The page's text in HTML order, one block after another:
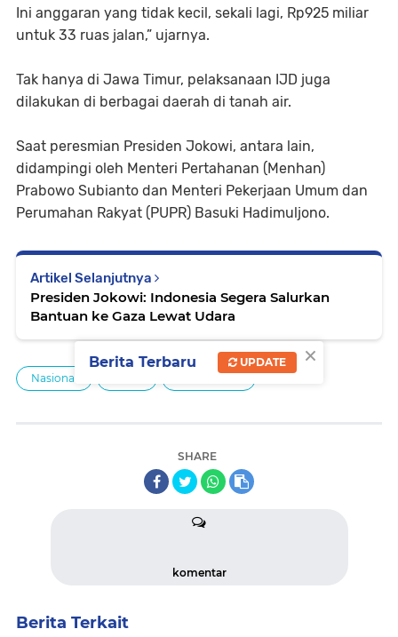
Ini anggaran yang tidak kecil, sekali lagi, Rp925 miliar
untuk 33 ruas jalan,” ujarnya.
Tak hanya di Jawa Timur, pelaksanaan IJD juga
dilakukan di berbagai daerah di tanah air.
Saat peresmian Presiden Jokowi, antara lain,
didampingi oleh Menteri Pertahanan (Menhan)
Prabowo Subianto dan Menteri Pekerjaan Umum dan
Perumahan Rakyat (PUPR) Basuki Hadimuljono.
Artikel Selanjutnya
Presiden Jokowi: Indonesia Segera Salurkan
Bantuan ke Gaza Lewat Udara
Nasional Pemerintah
SHARE
komentar
Berita Terkait
×
Berita Terbaru UPDATE